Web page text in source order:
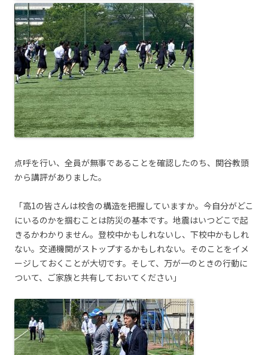
点呼を行い、全員が無事であることを確認したのち、関谷教頭
から講評がありました。
「高1の皆さんは校舎の構造を把握していますか。今自分がどこ
にいるのかを掴むことは防災の基本です。地震はいつどこで起
きるかわかりません。登校中かもしれないし、下校中かもしれ
ない。交通機関がストップするかもしれない。そのことをイメ
ージしておくことが大切です。そして、万が一のときの行動に
ついて、ご家族と共有しておいてください」